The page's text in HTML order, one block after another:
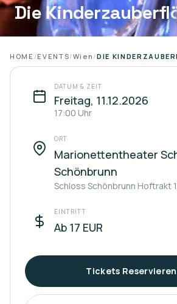
Die
HOME /EVENTS/Wien /DIE
DATUM & ZEIT
Freitag, 11.12.2026
17:00 Uhr
ORT
Marionettentheater
Schönbrunn
Schloss Schönbrunn Hoftrakt
EINTRITT
Ab 17 EUR
Tickets Reservieren